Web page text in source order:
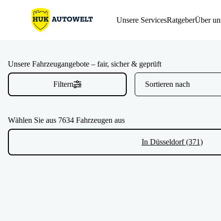
Unsere ServicesRatgeberÜber
Unsere Fahrzeugangebote – fair, sicher & geprüft
Filtern
Wählen Sie aus 7634 Fahrzeugen aus
In Düsseldorf (371)